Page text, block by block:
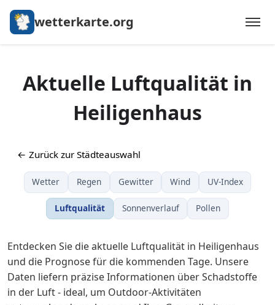
wetterkarte.org
Aktuelle Luftqualität in
Heiligenhaus
← Zurück zur Städteauswahl
Wetter Regen Gewitter Wind UV-Index
Luftqualität Sonnenverlauf Pollen
Entdecken Sie die aktuelle Luftqualität in Heiligenhaus
und die Prognose für die kommenden Tage. Unsere
Daten liefern präzise Informationen über Schadstoffe
in der Luft - ideal, um Outdoor-Aktivitäten